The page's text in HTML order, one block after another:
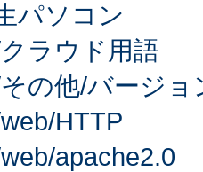
パソコン
ラウド用語
の他/バージョ
HTTP
apache2.0